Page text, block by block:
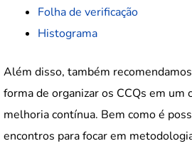
Folha de verificação
Histograma
Além disso, também
forma de organizar os CCQs em um
melhoria contínua. Bem como é
encontros para focar em